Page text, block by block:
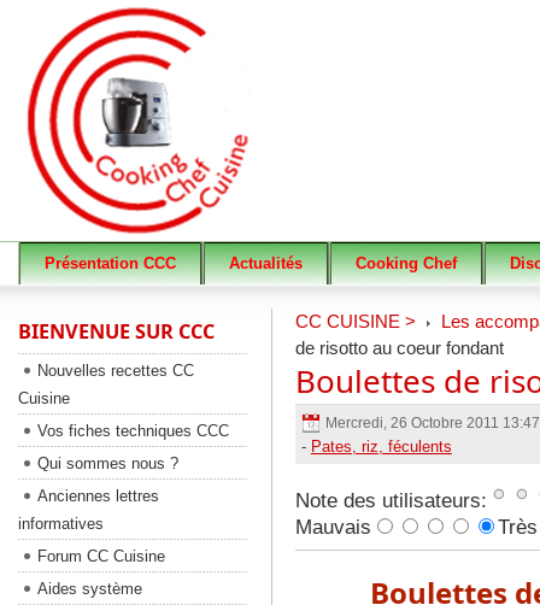
Présentation CCC Actualités Cooking Chef
CC CUISINE >
Les
de risotto au coeur fondant
Boulettes de
Mercredi, 26 Octobre 2011
- Pates, riz, féculents
Note des utilisateurs:
Mauvais
Boulettes
BIENVENUE SUR CCC
Nouvelles recettes CC
Cuisine
Vos fiches techniques CCC
Qui sommes nous ?
Anciennes lettres
informatives
Forum CC Cuisine
Aides système